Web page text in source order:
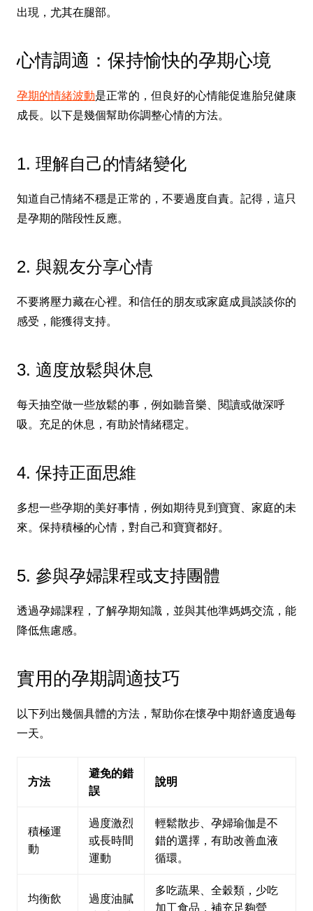
出現，尤其在腿部。
心情調適：保持愉快的孕期心境
孕期的情緒波動是正常的，但良好的心情能促進胎兒健康
成長。以下是幾個幫助你調整心情的方法。
1. 理解自己的情緒變化
知道自己情緒不穩是正常的，不要過度自責。記得，這只
是孕期的階段性反應。
2. 與親友分享心情
不要將壓力藏在心裡。和信任的朋友或家庭成員談談你的
感受，能獲得支持。
3. 適度放鬆與休息
每天抽空做一些放鬆的事，例如聽音樂、閱讀或做深呼
吸。充足的休息，有助於情緒穩定。
4. 保持正面思維
多想一些孕期的美好事情，例如期待見到寶寶、家庭的未
來。保持積極的心情，對自己和寶寶都好。
5. 參與孕婦課程或支持團體
透過孕婦課程，了解孕期知識，並與其他準媽媽交流，能
降低焦慮感。
實用的孕期調適技巧
以下列出幾個具體的方法，幫助你在懷孕中期舒適度過每
一天。
方法
避免的錯
誤
說明
積極運
動
過度激烈
或長時間
運動
輕鬆散步、孕婦瑜伽是不
錯的選擇，有助改善血液
循環。
均衡飲
過度油膩
多吃蔬果、全穀類，少吃
加工食品，補充足夠營